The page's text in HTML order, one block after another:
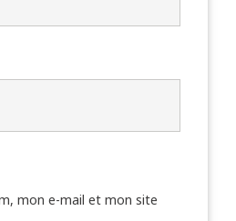
mon e-mail et mon site